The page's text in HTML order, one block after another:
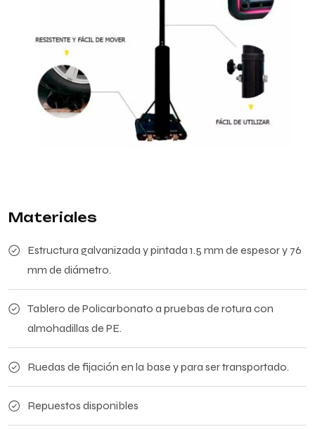
Materiales
Estructura galvanizada y pintada 1.5 mm de espesor y 76
mm de diámetro.
Tablero de Policarbonato a pruebas de rotura con
almohadillas de PE.
Ruedas de fijación en la base y para ser transportado.
Repuestos disponibles